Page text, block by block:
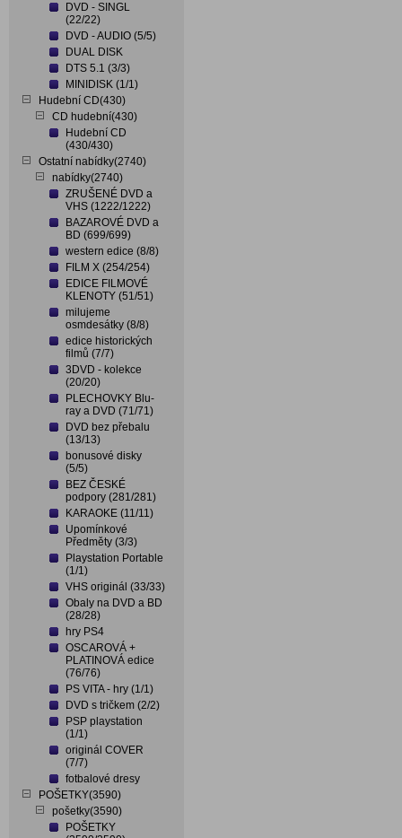
DVD - SINGL
(22/22)
DVD - AUDIO (5/5)
DUAL DISK
DTS 5.1 (3/3)
MINIDISK (1/1)
Hudební CD(430)
CD hudební(430)
Hudební CD
(430/430)
Ostatní nabídky(2740)
nabídky(2740)
ZRUŠENÉ DVD a
VHS (1222/1222)
BAZAROVÉ DVD a
BD (699/699)
western edice (8/8)
FILM X (254/254)
EDICE FILMOVÉ
KLENOTY (51/51)
milujeme
osmdesátky (8/8)
edice historických
filmů (7/7)
3DVD - kolekce
(20/20)
PLECHOVKY Blu-
ray a DVD (71/71)
DVD bez přebalu
(13/13)
bonusové disky
(5/5)
BEZ ČESKÉ
podpory (281/281)
KARAOKE (11/11)
Upomínkové
Předměty (3/3)
Playstation Portable
(1/1)
VHS originál (33/33)
Obaly na DVD a BD
(28/28)
hry PS4
OSCAROVÁ +
PLATINOVÁ edice
(76/76)
PS VITA - hry (1/1)
DVD s tričkem (2/2)
PSP playstation
(1/1)
originál COVER
(7/7)
fotbalové dresy
POŠETKY(3590)
pošetky(3590)
POŠETKY